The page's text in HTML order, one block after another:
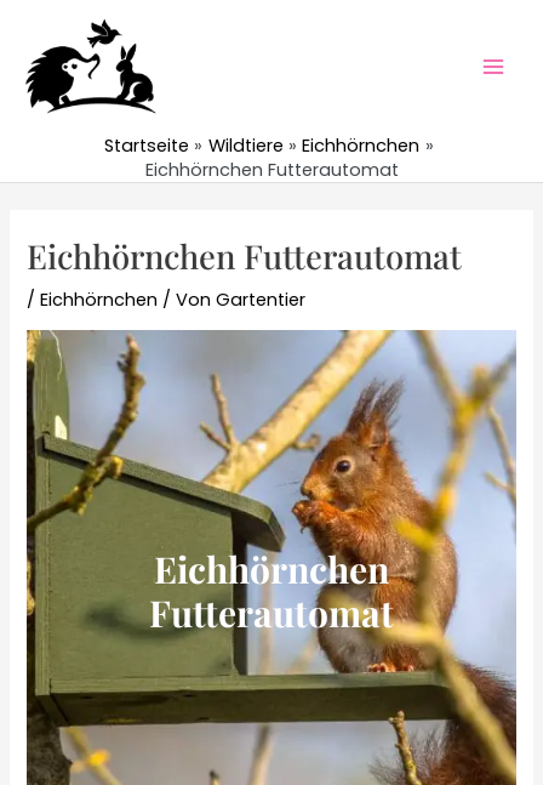
springen
Startseite Wildtiere
Eichhörnchen
Eichhörnchen Futterautomat
Eichhörnchen Futterautomat
/Eichhörnchen / VonGartentier
Eichhörnchen
Futterautomat